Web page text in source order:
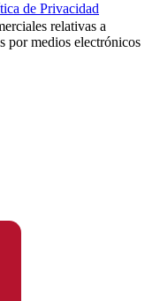
de Privacidad
relativas a
por medios electrónicos